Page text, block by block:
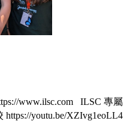
www.ilsc.com ILSC 專屬
youtu.be/XZIvg1eoLL4